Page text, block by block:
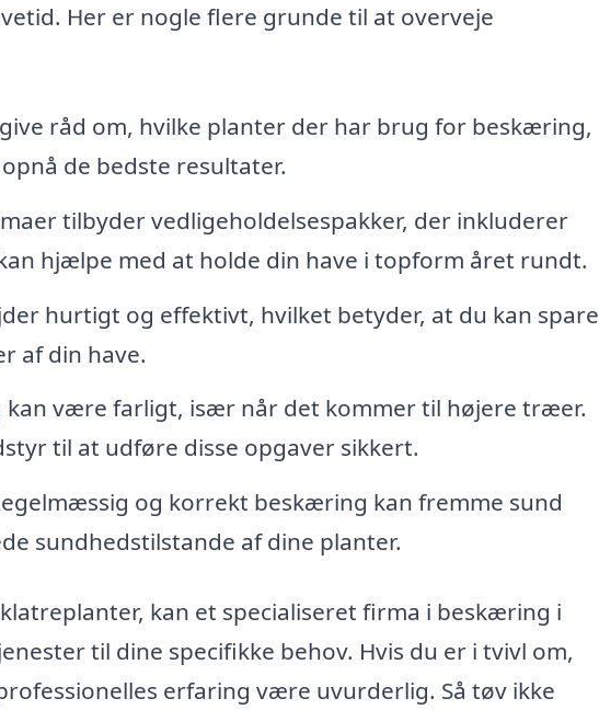
Her er nogle flere grunde til at overveje
råd om, hvilke planter der har brug for beskæring,
de bedste resultater.
tilbyder vedligeholdelsespakker, der inkluderer
hjælpe med at holde din have i topform året rundt.
hurtigt og effektivt, hvilket betyder, at du kan spare
af din have.
kan være farligt, især når det kommer til højere træer.
til at udføre disse opgaver sikkert.
og korrekt beskæring kan fremme sund
sundhedstilstande af dine planter.
kan et specialiseret firma i beskæring i
til dine specifikke behov. Hvis du er i tvivl om,
erfaring være uvurderlig. Så tøv ikke